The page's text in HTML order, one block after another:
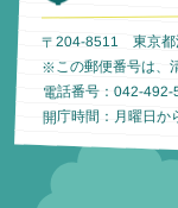
〒204-8511 東京都
※この郵便番号は、
電話番号：042-492-
開庁時間：月曜日か